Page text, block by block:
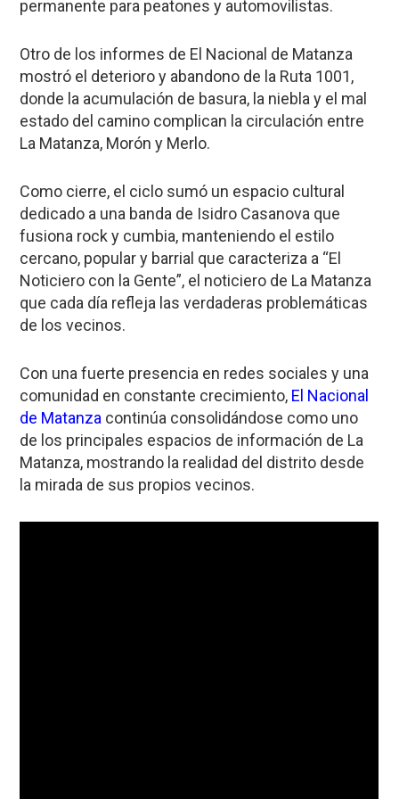
permanente para peatones y automovilistas.
Otro de los informes de El Nacional de Matanza
mostró el deterioro y abandono de la Ruta 1001,
donde la acumulación de basura, la niebla y el mal
estado del camino complican la circulación entre
La Matanza, Morón y Merlo.
Como cierre, el ciclo sumó un espacio cultural
dedicado a una banda de Isidro Casanova que
fusiona rock y cumbia, manteniendo el estilo
cercano, popular y barrial que caracteriza a “El
Noticiero con la Gente”, el noticiero de La Matanza
que cada día refleja las verdaderas problemáticas
de los vecinos.
Con una fuerte presencia en redes sociales y una
comunidad en constante crecimiento, El Nacional
de Matanza continúa consolidándose como uno
de los principales espacios de información de La
Matanza, mostrando la realidad del distrito desde
la mirada de sus propios vecinos.